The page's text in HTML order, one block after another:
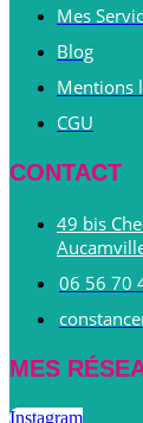
Mes
Blog
Mentions
CGU
CONTACT
49 bis
06 56 70
MES
Instagram